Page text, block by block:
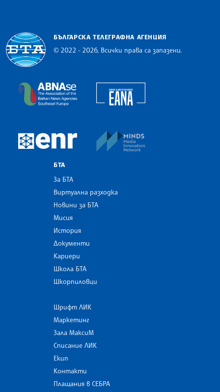
БЪЛГАРСКА ТЕЛЕГРАФНА АГЕНЦИЯ
© 2022 - 2026, Всички права са запазени.
The Assocoation of the Balkan News Agencies
European Newsroom
БТА
За БТА
Виртуална разходка
Новини за БТА
Мисия
История
Документи
Кариери
Школа БТА
Шкорпиловци
Шрифт ЛИК
Маркетинг
Зала МаксиМ
Списание ЛИК
Екип
Контакти
Плащания в СЕБРА